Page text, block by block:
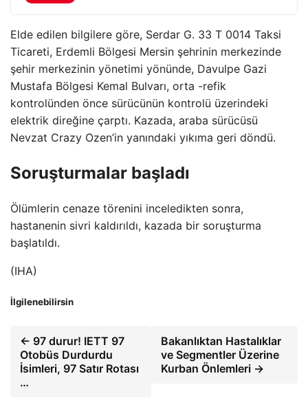
Elde edilen bilgilere göre, Serdar G. 33 T 0014 Taksi
Ticareti, Erdemli Bölgesi Mersin şehrinin merkezinde
şehir merkezinin yönetimi yönünde, Davulpe Gazi
Mustafa Bölgesi Kemal Bulvarı, orta -refik
kontrolünden önce sürücünün kontrolü üzerindeki
elektrik direğine çarptı. Kazada, araba sürücüsü
Nevzat Crazy Ozen’in yanındaki yıkıma geri döndü.
Soruşturmalar başladı
Ölümlerin cenaze törenini inceledikten sonra,
hastanenin sivri kaldırıldı, kazada bir soruşturma
başlatıldı.
(IHA)
İlgilenebilirsin
← 97 durur! IETT 97
Otobüs Durdurdu
İsimleri, 97 Satır Rotası
…
Bakanlıktan Hastalıklar
ve Segmentler Üzerine
Kurban Önlemleri →